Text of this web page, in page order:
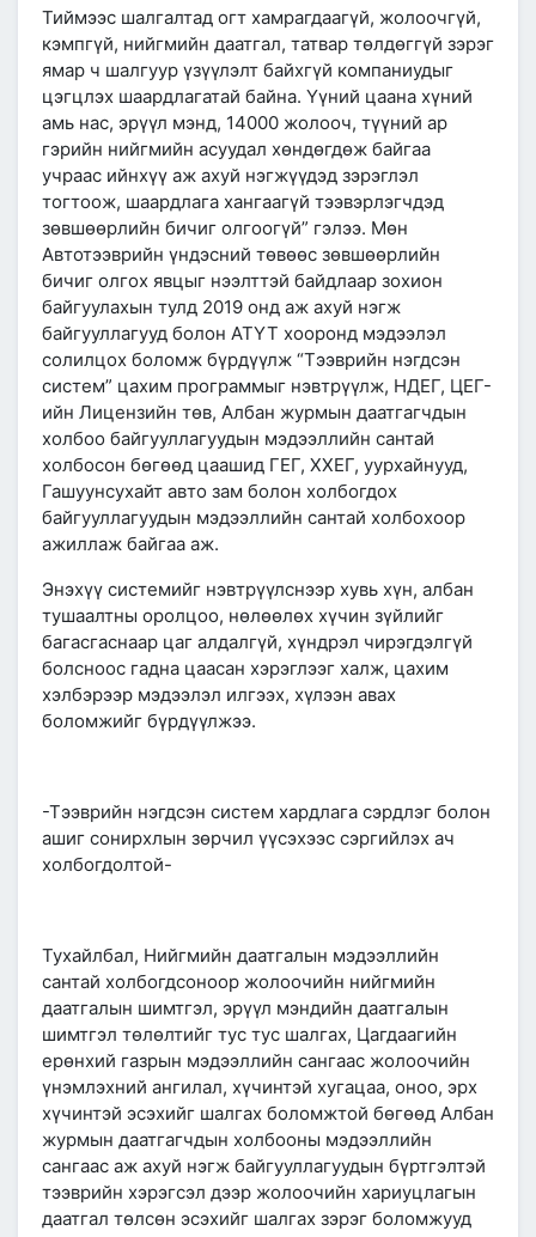
Тиймээс шалгалтад огт хамрагдаагүй, жолоочгүй,
кэмпгүй, нийгмийн даатгал, татвар төлдөггүй зэрэг
ямар ч шалгуур үзүүлэлт байхгүй компаниудыг
цэгцлэх шаардлагатай байна. Үүний цаана хүний
амь нас, эрүүл мэнд, 14000 жолооч, түүний ар
гэрийн нийгмийн асуудал хөндөгдөж байгаа
учраас ийнхүү аж ахуй нэгжүүдэд зэрэглэл
тогтоож, шаардлага хангаагүй тээвэрлэгчдэд
зөвшөөрлийн бичиг олгоогүй” гэлээ. Мөн
Автотээврийн үндэсний төвөөс зөвшөөрлийн
бичиг олгох явцыг нээлттэй байдлаар зохион
байгуулахын тулд 2019 онд аж ахуй нэгж
байгууллагууд болон АТҮТ хооронд мэдээлэл
солилцох боломж бүрдүүлж “Тээврийн нэгдсэн
систем” цахим программыг нэвтрүүлж, НДЕГ, ЦЕГ-
ийн Лицензийн төв, Албан журмын даатгагчдын
холбоо байгууллагуудын мэдээллийн сантай
холбосон бөгөөд цаашид ГЕГ, ХХЕГ, уурхайнууд,
Гашуунсухайт авто зам болон холбогдох
байгууллагуудын мэдээллийн сантай холбохоор
ажиллаж байгаа аж.
Энэхүү системийг нэвтрүүлснээр хувь хүн, албан
тушаалтны оролцоо, нөлөөлөх хүчин зүйлийг
багасгаснаар цаг алдалгүй, хүндрэл чирэгдэлгүй
болсноос гадна цаасан хэрэглээг халж, цахим
хэлбэрээр мэдээлэл илгээх, хүлээн авах
боломжийг бүрдүүлжээ.
-Тээврийн нэгдсэн систем хардлага сэрдлэг болон
ашиг сонирхлын зөрчил үүсэхээс сэргийлэх ач
холбогдолтой-
Тухайлбал, Нийгмийн даатгалын мэдээллийн
сантай холбогдсоноор жолоочийн нийгмийн
даатгалын шимтгэл, эрүүл мэндийн даатгалын
шимтгэл төлөлтийг тус тус шалгах, Цагдаагийн
ерөнхий газрын мэдээллийн сангаас жолоочийн
үнэмлэхний ангилал, хүчинтэй хугацаа, оноо, эрх
хүчинтэй эсэхийг шалгах боломжтой бөгөөд Албан
журмын даатгагчдын холбооны мэдээллийн
сангаас аж ахуй нэгж байгууллагуудын бүртгэлтэй
тээврийн хэрэгсэл дээр жолоочийн хариуцлагын
даатгал төлсөн эсэхийг шалгах зэрэг боломжууд